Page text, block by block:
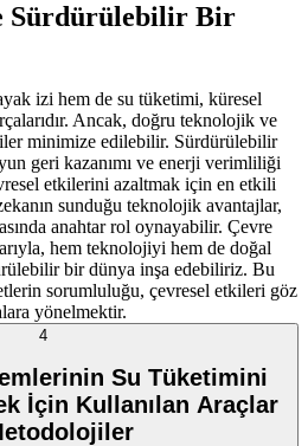
Sürdürülebilir Bir
izi hem de su tüketimi, küresel
Ancak, doğru teknolojik ve
minimize edilebilir. Sürdürülebilir
geri kazanımı ve enerji verimliliği
etkilerini azaltmak için en etkili
sunduğu teknolojik avantajlar,
anahtar rol oynayabilir. Çevre
hem teknolojiyi hem de doğal
bir dünya inşa edebiliriz. Bu
sorumluluğu, çevresel etkileri göz
yönelmektir.
4
Su Tüketimini
İçin Kullanılan Araçlar